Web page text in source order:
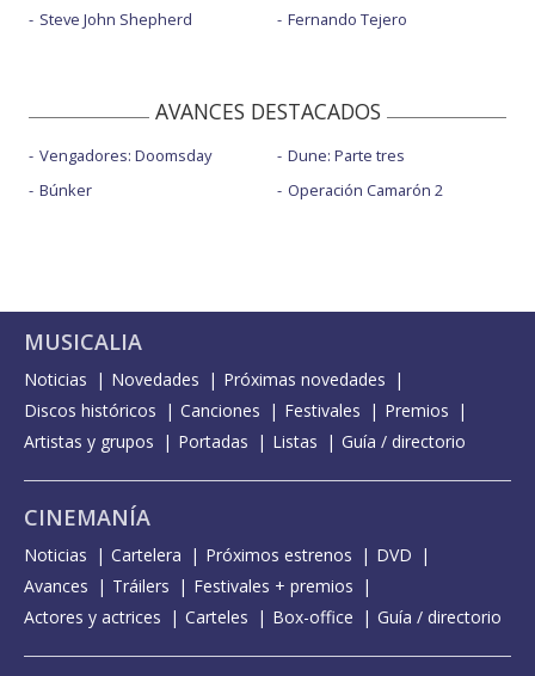
Steve John Shepherd
Fernando Tejero
AVANCES DESTACADOS
Vengadores: Doomsday
Búnker
Dune: Parte tres
Operación Camarón 2
MUSICALIA
Noticias Novedades
Próximas novedades
Discos históricos
Canciones Festivales
Premios
Artistas y grupos
Portadas Listas Guía / directorio
CINEMANÍA
Noticias Cartelera Próximos estrenos
DVD
Avances
Tráilers
Festivales + premios
Actores y actrices
Carteles Box-office Guía / directorio